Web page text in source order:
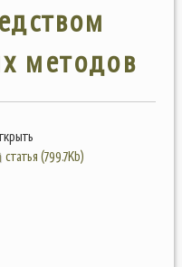
методов
статья (799.7Kb)